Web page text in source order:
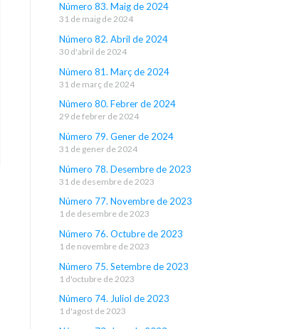
Número 83. Maig de 2024
31 de maig de 2024
Número 82. Abril de 2024
30 d'abril de 2024
Número 81. Març de 2024
31 de març de 2024
Número 80. Febrer de 2024
29 de febrer de 2024
Número 79. Gener de 2024
31 de gener de 2024
Número 78. Desembre de 2023
31 de desembre de 2023
Número 77. Novembre de 2023
1 de desembre de 2023
Número 76. Octubre de 2023
1 de novembre de 2023
Número 75. Setembre de 2023
1 d'octubre de 2023
Número 74. Juliol de 2023
1 d'agost de 2023